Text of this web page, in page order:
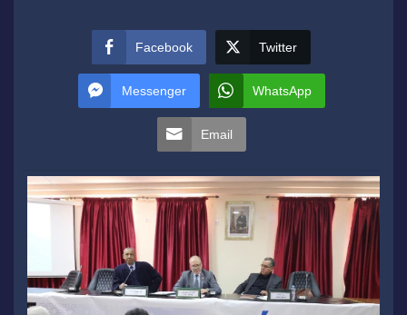
Facebook Twitter
Messenger WhatsApp
Email